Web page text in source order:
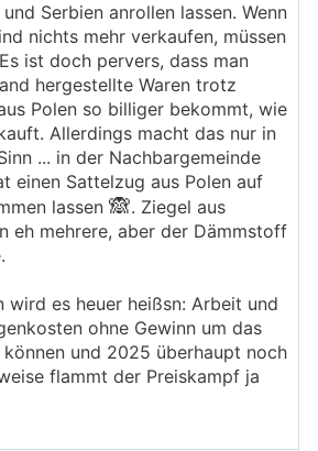
Serbien anrollen lassen. Wenn
nichts mehr verkaufen, müssen
ist doch pervers, dass man
hergestellte Waren trotz
Polen so billiger bekommt, wie
Allerdings macht das nur in
... in der Nachbargemeinde
einen Sattelzug aus Polen auf
lassen 🙈. Ziegel aus
eh mehrere, aber der Dämmstoff
wird es heuer heißsn: Arbeit und
ohne Gewinn um das
und 2025 überhaupt noch
flammt der Preiskampf ja